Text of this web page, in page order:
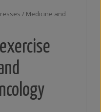
/ Medicine and